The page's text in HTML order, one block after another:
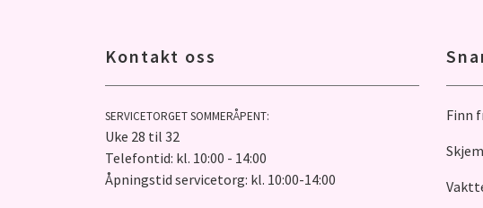
Kontakt oss
SERVICETORGET SOMMERÅPENT:
Uke 28 til 32
Telefontid: kl. 10:00 - 14:00
Åpningstid servicetorg: kl. 10:00-14:00
Finn